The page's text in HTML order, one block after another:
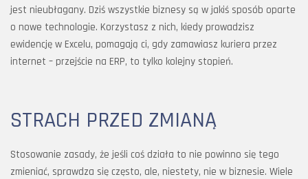
jest nieubłagany. Dziś wszystkie biznesy są w jakiś sposób oparte
o nowe technologie. Korzystasz z nich, kiedy prowadzisz
ewidencję w Excelu, pomagają ci, gdy zamawiasz kuriera przez
internet – przejście na ERP, to tylko kolejny stopień.
STRACH PRZED ZMIANĄ
Stosowanie zasady, że jeśli coś działa to nie powinno się tego
zmieniać, sprawdza się często, ale, niestety, nie w biznesie. Wiele